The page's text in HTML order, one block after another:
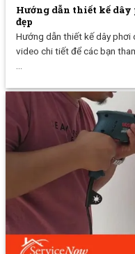
Hướng dẫn thiết kế dây
đẹp
Hướng dẫn thiết kế dây
video chi tiết để các bạn